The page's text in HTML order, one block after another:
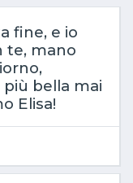
fine, e io
te, mano
bella mai
Elisa!